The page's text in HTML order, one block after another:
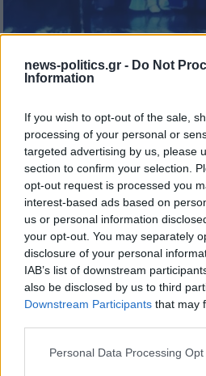
news-politics.gr - Do Not
Information
If you wish to opt-out of the sale,
processing of your personal or
targeted advertising by us, please
section to confirm your selection.
opt-out request is processed you
interest-based ads based on
us or personal information
your opt-out. You may separately
disclosure of your personal
IAB’s list of downstream
also be disclosed by us to third
Downstream Participants that may
Personal Data Processing